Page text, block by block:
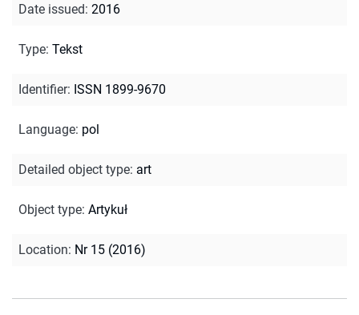
Date issued: 2016
Type: Tekst
Identifier: ISSN 1899-9670
Language: pol
Detailed object type: art
Object type: Artykuł
Location: Nr 15 (2016)